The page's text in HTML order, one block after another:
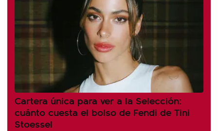
Cartera única para ver a la Selección:
cuánto cuesta el bolso de Fendi de Tini
Stoessel